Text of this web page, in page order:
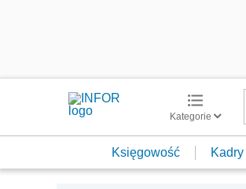
Kategorie
Księgowość Kadry